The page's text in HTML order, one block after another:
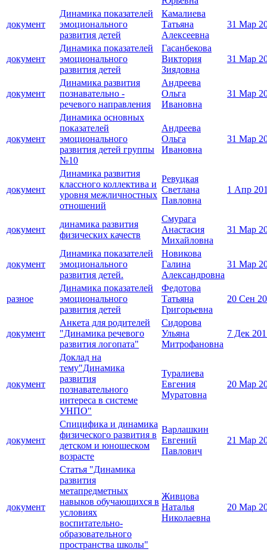
документ
Динамика показателей
эмоционального
развития детей
Камалиева
Татьяна
Алексеевна
31 Мар
документ
Динамика показателей
эмоционального
развития детей
Гасанбекова
Виктория
Зиядовна
31 Мар
документ
Динамика развития
познавательно -
речевого направления
Андреева
Ольга
Ивановна
31 Мар
документ
Динамика основных
показателей
эмоционального
развития детей группы
№10
Андреева
Ольга
Ивановна
31 Мар
документ
Динамика развития
классного коллектива и
уровня межличностных
отношений
Ревуцкая
Светлана
Павловна
1 Апр
документ
динамика развития
физических качеств
Смурага
Анастасия
Михайловна
31 Мар
документ
Динамика показателей
эмоционального
развития детей.
Новикова
Галина
Александровна
31 Мар
разное
Динамика показателей
эмоционального
развития детей
Федотова
Татьяна
Григорьевна
20 Сен
документ
Анкета для родителей
"Динамика речевого
развития логопата"
Сидорова
Ульяна
Митрофановна
7 Дек
документ
Доклад на
тему"Динамика
развития
познавательного
интереса в системе
УНПО"
Туралиева
Евгения
Муратовна
20 Мар
документ
Спицифика и динамика
физического развития в
детском и юношеском
возрасте
Варлашкин
Евгений
Павлович
21 Мар
документ
Статья "Динамика
развития
метапредметных
навыков обучающихся в
условиях
воспитательно-
образовательного
пространства школы"
Живцова
Наталья
Николаевна
20 Мар